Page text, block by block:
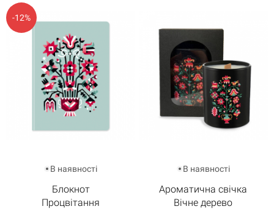
-12%
В наявності
Блокнот
Процвітання
В наявності
Ароматична свічка
Вічне дерево